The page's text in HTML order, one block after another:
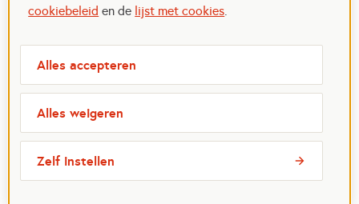
cookiebeleid en de lijst met cookies.
Alles accepteren
Alles weigeren
Zelf instellen